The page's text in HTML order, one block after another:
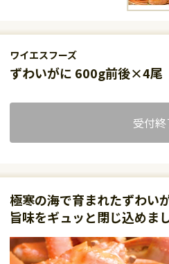
ワイエスフーズ
ずわいがに 600g前後×4尾
受付終
極寒の海で育まれたずわい
旨味をギュッと閉じ込めま